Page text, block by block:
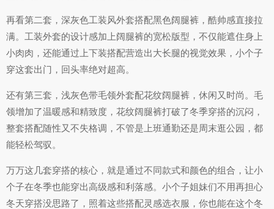
再看第二套，深灰色工装风外套搭配黑色阔腿裤，酷帅感直接拉
满。工装外套的设计感加上阔腿裤的宽松版型，不仅能遮住身上
小肉肉，还能通过上下装搭配营造出大长腿的视觉效果，小个子
穿这套出门，回头率绝对超高。
还有第三套，浅灰色带毛领外套配花纹阔腿裤，休闲又时尚。毛
领增加了温暖感和精致度，花纹阔腿裤打破了冬季穿搭的沉闷，
整套搭配随性又不失格调，不管是上班通勤还是周末逛公园，都
能轻松驾驭。
万万这几套穿搭的核心，就是通过不同款式和颜色的组合，让小
个子在冬季也能穿出高级感和利落感。小个子姐妹们不用再担心
冬天穿搭没思路了，照着这些搭配灵感选衣服，你也能在这个冬